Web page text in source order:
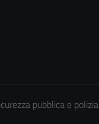
pubblica e polizia